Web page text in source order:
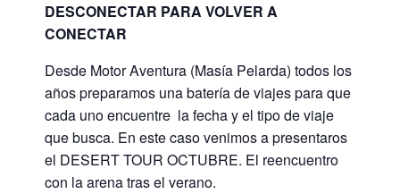
DESCONECTAR PARA VOLVER A
CONECTAR
Desde Motor Aventura (Masía Pelarda) todos los
años preparamos una batería de viajes para que
cada uno encuentre la fecha y el tipo de viaje
que busca. En este caso venimos a presentaros
el DESERT TOUR OCTUBRE. El reencuentro
con la arena tras el verano.